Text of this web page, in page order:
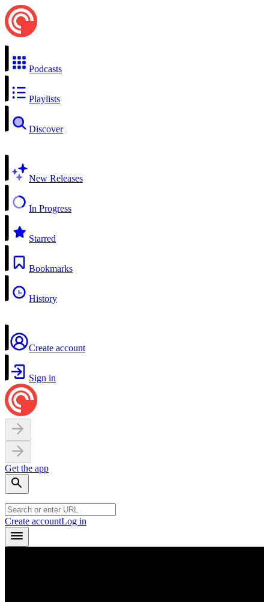
Podcasts
Playlists
Discover
New Releases
In Progress
Starred
Bookmarks
History
Create account
Sign in
Get the app
Create accountLog in